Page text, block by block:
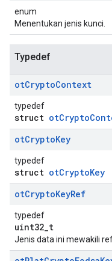
enum
Menentukan jenis kunci.
Typedef
otCryptoContext
typedef
struct
otCryptoKey
typedef
struct otCryptoKey
otCryptoKeyRef
typedef
uint32_t
Jenis data ini mewakili